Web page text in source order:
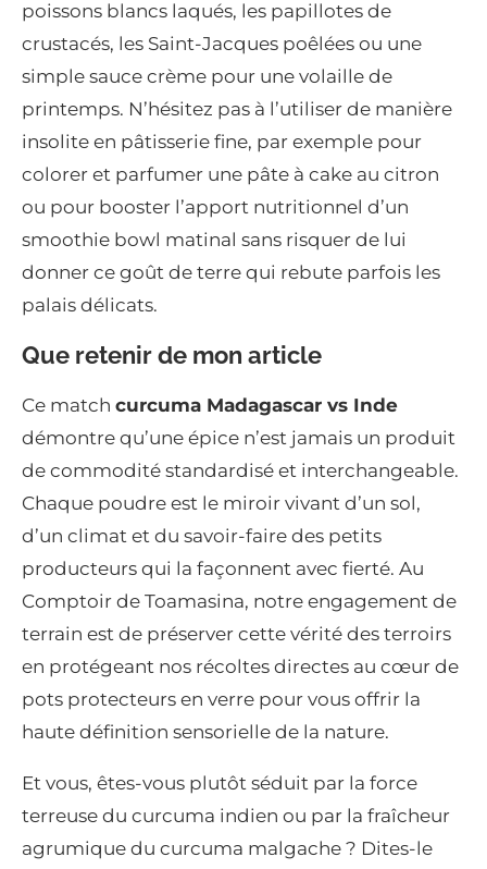
poissons blancs laqués, les papillotes de
crustacés, les Saint-Jacques poêlées ou une
simple sauce crème pour une volaille de
printemps. N’hésitez pas à l’utiliser de manière
insolite en pâtisserie fine, par exemple pour
colorer et parfumer une pâte à cake au citron
ou pour booster l’apport nutritionnel d’un
smoothie bowl matinal sans risquer de lui
donner ce goût de terre qui rebute parfois les
palais délicats.
Que retenir de mon article
Ce match curcuma Madagascar vs Inde
démontre qu’une épice n’est jamais un produit
de commodité standardisé et interchangeable.
Chaque poudre est le miroir vivant d’un sol,
d’un climat et du savoir-faire des petits
producteurs qui la façonnent avec fierté. Au
Comptoir de Toamasina, notre engagement de
terrain est de préserver cette vérité des terroirs
en protégeant nos récoltes directes au cœur de
pots protecteurs en verre pour vous offrir la
haute définition sensorielle de la nature.
Et vous, êtes-vous plutôt séduit par la force
terreuse du curcuma indien ou par la fraîcheur
agrumique du curcuma malgache ? Dites-le